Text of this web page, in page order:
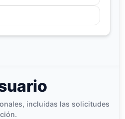
incluidas las solicitudes